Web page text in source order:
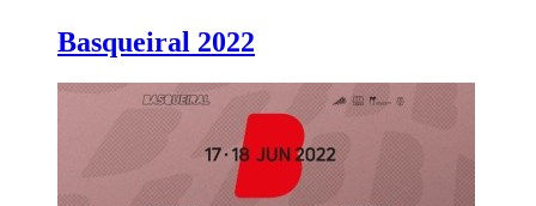
Basqueiral 2022